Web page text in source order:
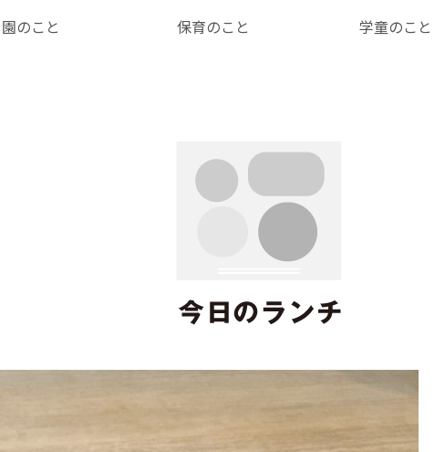
園のこと 保育のこと 学童のこと